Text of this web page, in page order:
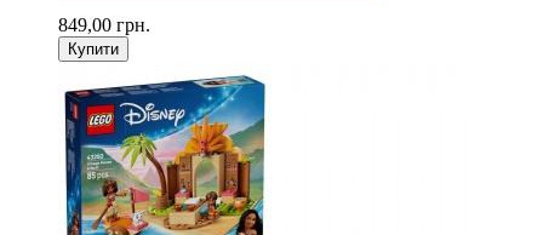
849,00 грн.
Купити